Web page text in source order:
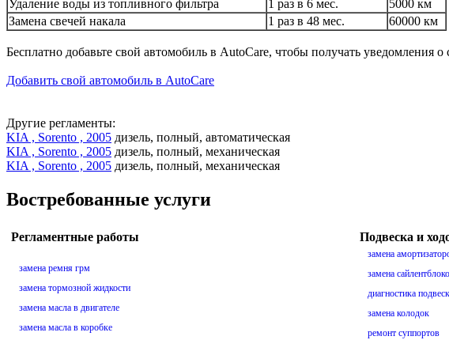
Удаление воды из топливного фильтра
1 раз в 6 мес.
5000 км
Замена свечей накала
1 раз в 48 мес. 60000 км
Бесплатно добавьте свой автомобиль в AutoCare, чтобы получать уведомления
Добавить свой автомобиль в AutoCare
Другие регламенты:
KIA , Sorento , 2005 дизель, полный, автоматическая
KIA , Sorento , 2005 дизель, полный, механическая
KIA , Sorento , 2005 дизель, полный, механическая
Востребованные услуги
Регламентные работы
замена ремня грм
замена тормозной жидкости
замена масла в двигателе
замена масла в коробке
Подвеска и
замена
замена
диагностика
замена колодок
ремонт суппортов